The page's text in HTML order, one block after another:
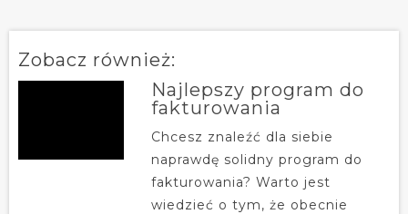
Zobacz również:
Najlepszy program do
fakturowania
Chcesz znaleźć dla siebie
naprawdę solidny program do
fakturowania? Warto jest
wiedzieć o tym, że obecnie